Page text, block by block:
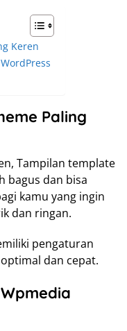
Keren
Paling
Tampilan template
bagus dan bisa
kamu yang ingin
dan ringan.
pengaturan
dan cepat.